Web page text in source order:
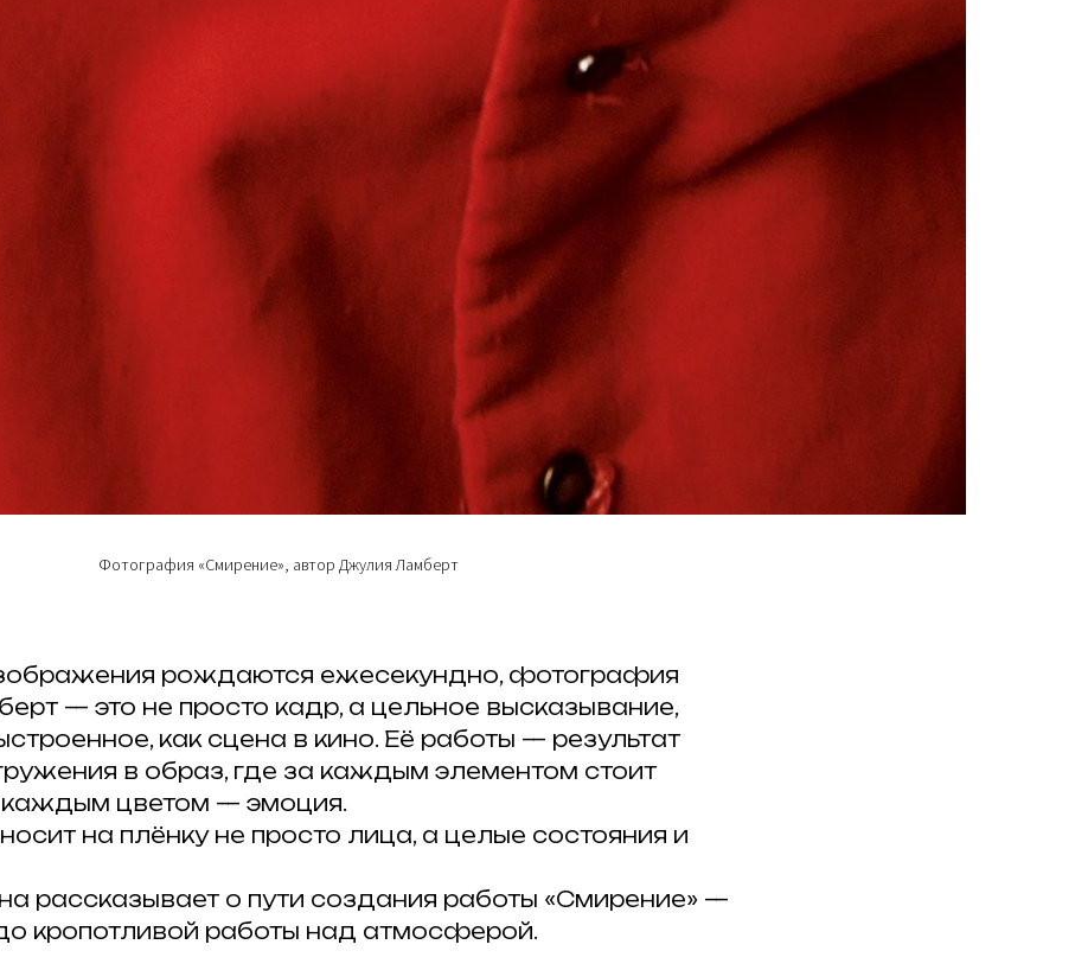
Фотография «Смирение», автор Джулия Ламберт
рождаются ежесекундно, фотография
— это не просто кадр, а цельное высказывание,
как сцена в кино. Её работы — результат
в образ, где за каждым элементом стоит
каждым цветом — эмоция.
на плёнку не просто лица, а целые состояния и
рассказывает о пути создания работы «Смирение» —
кропотливой работы над атмосферой.